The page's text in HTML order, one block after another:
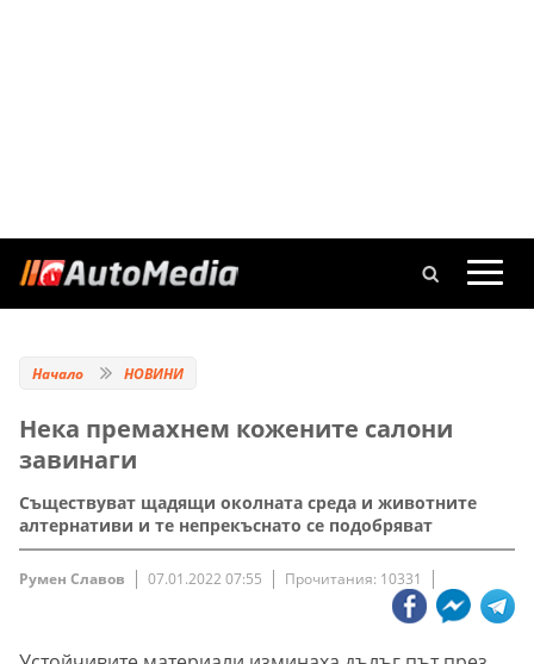
Начало НОВИНИ
Нека премахнем кожените салони
завинаги
Съществуват щадящи околната среда и животните
алтернативи и те непрекъснато се подобряват
Румен Славов 07.01.2022 07:55 Прочитания: 10331